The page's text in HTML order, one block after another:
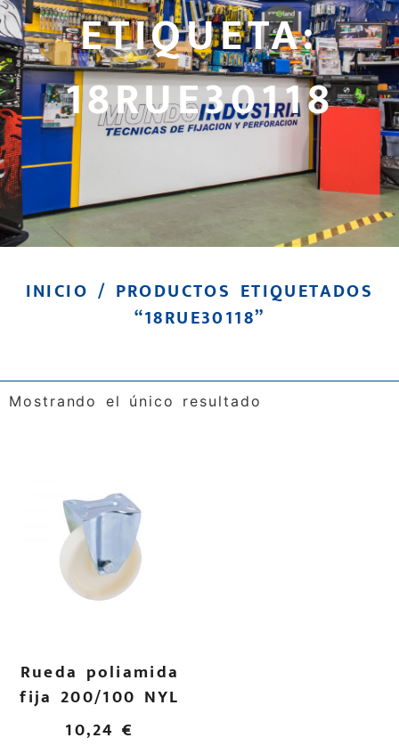
ETIQUETA:
18RUE30118
INICIO / PRODUCTOS ETIQUETADOS
“18RUE30118”
Mostrando el único resultado
Rueda poliamida
fija 200/100 NYL
10,24€